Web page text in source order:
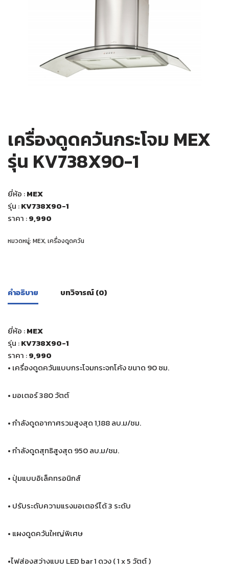
เครื่องดูดควันกระโจม MEX
รุ่น KV738X90-1
ยี่ห้อ :MEX
รุ่น :KV738X90-1
ราคา :9,990
หมวดหมู่: MEX, เครื่องดูดควัน
คำอธิบาย บทวิจารณ์ (0)
ยี่ห้อ :MEX
รุ่น :KV738X90-1
ราคา :9,990
• เครื่องดูดควันแบบกระโจมกระจกโค้ง ขนาด 90 ซม.
• มอเตอร์ 380 วัตต์
• กำลังดูดอากาศรวมสูงสุด 1,188 ลบ.ม/ชม.
• กำลังดูดสุทธิสูงสุด 950 ลบ.ม/ชม.
• ปุ่มแบบอิเล็คทรอนิกส์
• ปรับระดับความแรงมอเตอร์ได้ 3 ระดับ
• แผงดูดควันใหญ่พิเศษ
•ไฟส่องสว่างแบบ LED bar 1 ดวง ( 1 x 5 วัตต์ )